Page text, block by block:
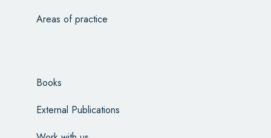
Areas of practice
Books
External Publications